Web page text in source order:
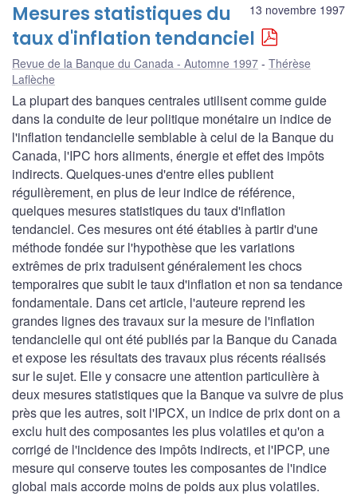
13 novembre 1997
Mesures statistiques du
taux d'inflation tendanciel
Revue de la Banque du Canada - Automne 1997
Thérèse
Laflèche
La plupart des banques centrales utilisent comme guide
dans la conduite de leur politique monétaire un indice de
l'inflation tendancielle semblable à celui de la Banque du
Canada, l'IPC hors aliments, énergie et effet des impôts
indirects. Quelques-unes d'entre elles publient
régulièrement, en plus de leur indice de référence,
quelques mesures statistiques du taux d'inflation
tendanciel. Ces mesures ont été établies à partir d'une
méthode fondée sur l'hypothèse que les variations
extrêmes de prix traduisent généralement les chocs
temporaires que subit le taux d'inflation et non sa tendance
fondamentale. Dans cet article, l'auteure reprend les
grandes lignes des travaux sur la mesure de l'inflation
tendancielle qui ont été publiés par la Banque du Canada
et expose les résultats des travaux plus récents réalisés
sur le sujet. Elle y consacre une attention particulière à
deux mesures statistiques que la Banque va suivre de plus
près que les autres, soit l'IPCX, un indice de prix dont on a
exclu huit des composantes les plus volatiles et qu'on a
corrigé de l'incidence des impôts indirects, et l'IPCP, une
mesure qui conserve toutes les composantes de l'indice
global mais accorde moins de poids aux plus volatiles.